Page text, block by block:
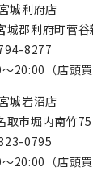
城利府店
城郡利府町菅
8277
20:00（店頭買
城岩沼店
取市堀内南竹
0795
20:00（店頭買